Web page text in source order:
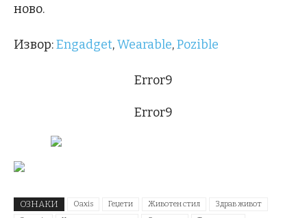
ново.
Извор:Engadget,Wearable,Pozible
Error9
Error9
ОЗНАКИ Oaxis Геџети Животен стил
Здрав живот